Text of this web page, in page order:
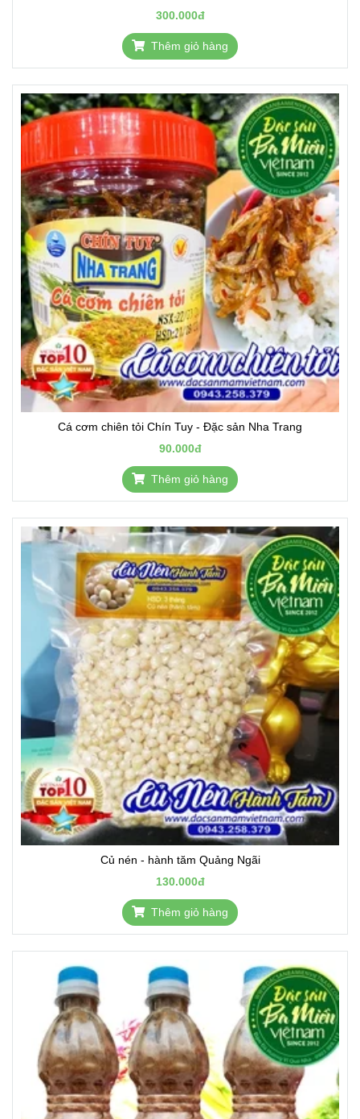
300.000đ
Thêm giỏ hàng
Cá cơm chiên tỏi Chín Tuy - Đặc sản Nha Trang
90.000đ
Thêm giỏ hàng
Củ nén - hành tăm Quảng Ngãi
130.000đ
Thêm giỏ hàng